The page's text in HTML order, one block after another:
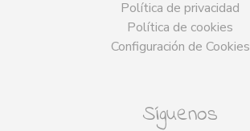
Política de privacidad
Política de cookies
Configuración de Cookies
Síguenos